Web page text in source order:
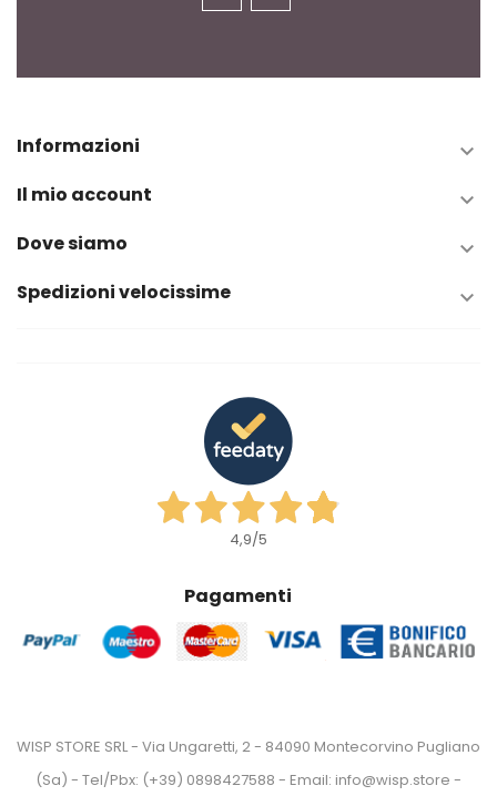
Informazioni 
Il mio account 
Dove siamo 
Spedizioni velocissime 
4,9/5
Pagamenti
WISP STORE SRL - Via Ungaretti, 2 - 84090 Montecorvino Pugliano
(Sa) - Tel/Pbx: (+39) 0898427588 - Email: info@wisp.store -